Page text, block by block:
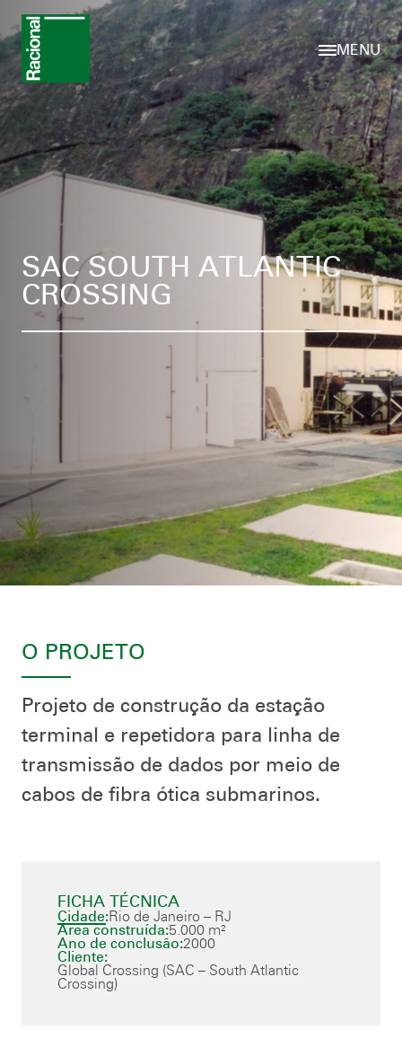
MENU
SAC SOUTH ATLANTIC
CROSSING
O PROJETO
Projeto de construção da estação
terminal e repetidora para linha de
transmissão de dados por meio de
cabos de fibra ótica submarinos.
FICHA TÉCNICA
Cidade:Rio de Janeiro – RJ
Área construída:5.000 m²
Ano de conclusão:2000
Cliente:
Global Crossing (SAC – South Atlantic
Crossing)